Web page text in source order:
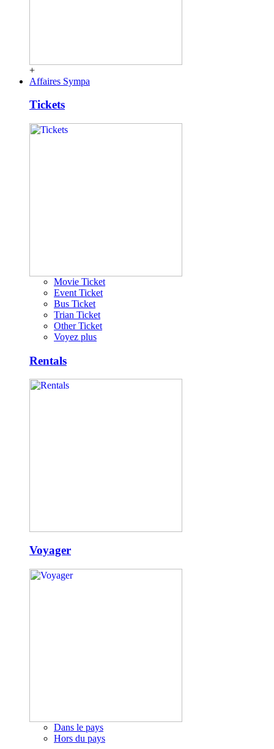
+
Affaires Sympa
Tickets
Movie Ticket
Event Ticket
Bus Ticket
Trian Ticket
Other Ticket
Voyez plus
Rentals
Voyager
Dans le pays
Hors du pays